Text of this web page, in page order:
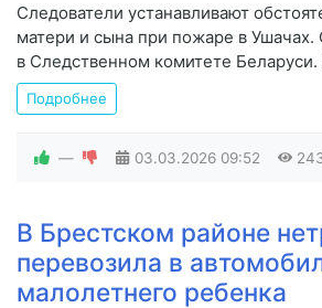
Следователи устанавливают
матери и сына при пожаре в
в Следственном комитете
Подробнее
— 03.03.2026 09:52
В Брестском районе
перевозила в
малолетнего ребенка